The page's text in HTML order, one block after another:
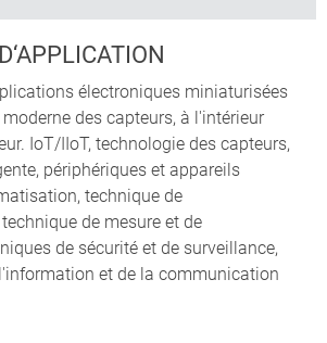
chose. Le boitier compact est
élégante pour vos
coins légèrement inclinés, et
robuste, monté de manière sûre,
facettée souligne la qualité
de votre produit dans le jeu de
la taille d'un diamant ».
polyform Industrie Design
électroniques miniaturisées
des capteurs, à l'intérieur
IoT/IIoT, technologie des capteurs,
périphériques et appareils
technique de
de mesure et de
de sécurité et de surveillance,
et de la communication